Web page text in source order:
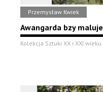
Przemysław Kwiek
Awangarda bzy maluje
Kolekcja Sztuki XX i XXI wieku